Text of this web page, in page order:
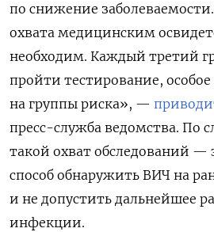
по снижение
охвата медицинским
необходим. Каждый третий
пройти тестирование,
на группы риска», —
пресс-служба ведомства. По
такой охват обследований —
способ обнаружить ВИЧ на
и не допустить дальнейшее
инфекции.